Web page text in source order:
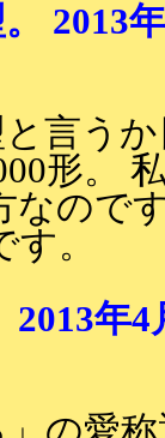
。
と言う
形。
なので
。
2013